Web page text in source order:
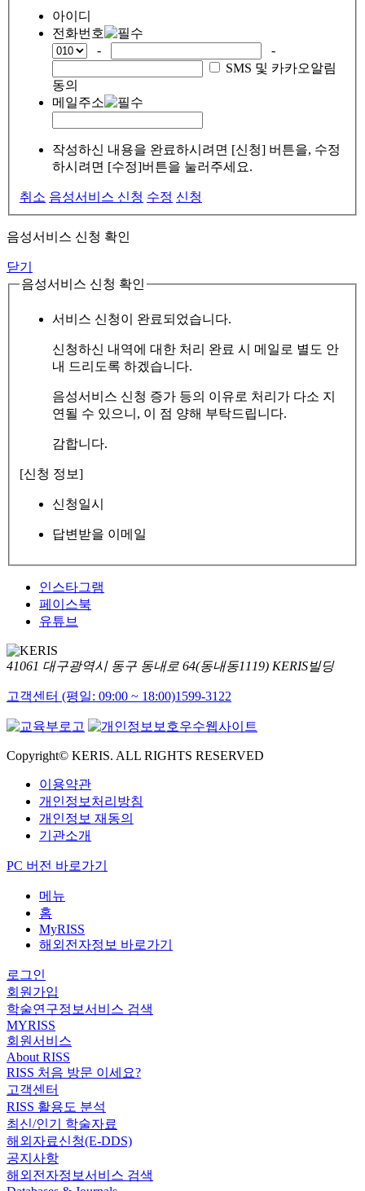
아이디
전화번호
-
-
SMS 및 카카오알림
동의
메일주소
작성하신 내용을 완료하시려면 [신청] 버튼을, 수정
하시려면 [수정]버튼을 눌러주세요.
취소 음성서비스 신청 수정 신청
음성서비스 신청 확인
닫기
음성서비스 신청 확인
서비스 신청이 완료되었습니다.
신청하신 내역에 대한 처리 완료 시 메일로 별도 안
내 드리도록 하겠습니다.
음성서비스 신청 증가 등의 이유로 처리가 다소 지
연될 수 있으니, 이 점 양해 부탁드립니다.
감합니다.
[신청 정보]
신청일시
답변받을 이메일
인스타그램
페이스북
유튜브
41061 대구광역시 동구 동내로 64(동내동1119) KERIS빌딩
고객센터 (평일: 09:00 ~ 18:00)1599-3122
Copyright© KERIS. ALL RIGHTS RESERVED
이용약관
개인정보처리방침
개인정보 재동의
기관소개
PC 버전 바로가기
메뉴
홈
MyRISS
해외전자정보 바로가기
로그인
회원가입
학술연구정보서비스 검색
MYRISS
회원서비스
About RISS
RISS 처음 방문 이세요?
고객센터
RISS 활용도 분석
최신/인기 학술자료
해외자료신청(E-DDS)
공지사항
해외전자정보서비스 검색